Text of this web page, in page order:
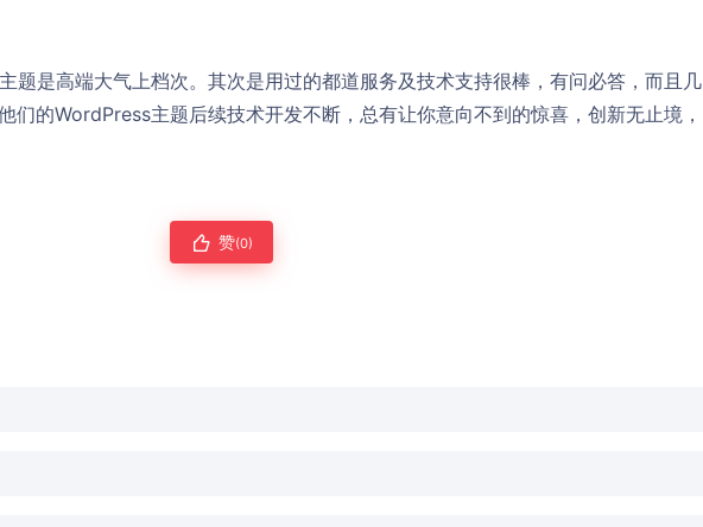
题是高端大气上档次。其次是用过的都道服务及技术支持很棒，有问必答，而且几
们的WordPress主题后续技术开发不断，总有让你意向不到的惊喜，创新无止境，
赞(0)